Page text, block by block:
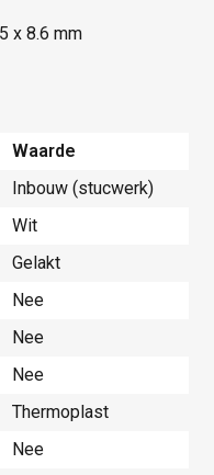
x 8.6 mm
Waarde
Inbouw (stucwerk)
Wit
Gelakt
Nee
Nee
Nee
Thermoplast
Nee